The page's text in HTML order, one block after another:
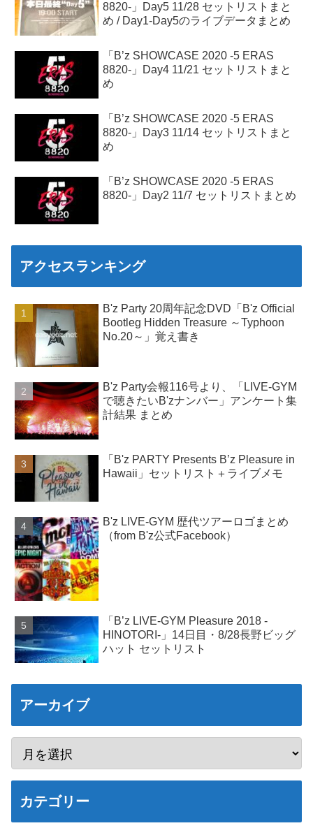
8820-」Day5 11/28 セットリストまと
め / Day1-Day5のライブデータまとめ
「B’z SHOWCASE 2020 -5 ERAS
8820-」Day4 11/21 セットリストまと
め
「B’z SHOWCASE 2020 -5 ERAS
8820-」Day3 11/14 セットリストまと
め
「B’z SHOWCASE 2020 -5 ERAS
8820-」Day2 11/7 セットリストまとめ
アクセスランキング
B'z Party 20周年記念DVD「B'z Official
Bootleg Hidden Treasure ～Typhoon
No.20～」覚え書き
B'z Party会報116号より、「LIVE-GYM
で聴きたいB'zナンバー」アンケート集
計結果 まとめ
「B'z PARTY Presents B’z Pleasure in
Hawaii」セットリスト＋ライブメモ
B'z LIVE-GYM 歴代ツアーロゴまとめ
（from B'z公式Facebook）
「B’z LIVE-GYM Pleasure 2018 -
HINOTORI-」14日目・8/28長野ビッグ
ハット セットリスト
アーカイブ
カテゴリー